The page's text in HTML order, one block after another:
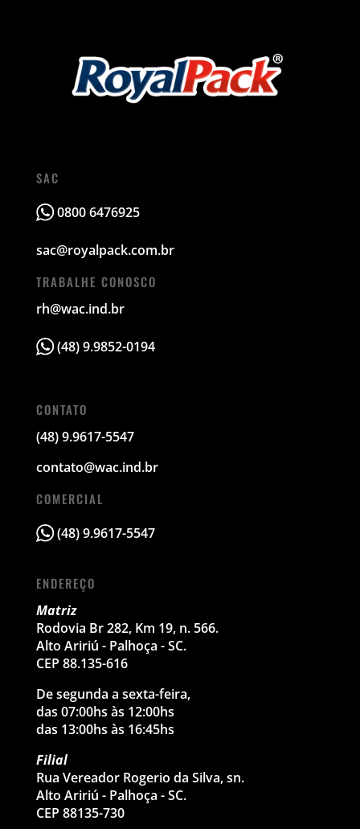
SAC
0800 6476925
sac@royalpack.com.br
TRABALHE CONOSCO
rh@wac.ind.br
(48) 9.9852-0194
CONTATO
(48) 9.9617-5547
contato@wac.ind.br
COMERCIAL
(48) 9.9617-5547
ENDEREÇO
Matriz
Rodovia Br 282, Km 19, n. 566.
Alto Aririú - Palhoça - SC.
CEP 88.135-616
De segunda a sexta-feira,
das 07:00hs às 12:00hs
das 13:00hs às 16:45hs
Filial
Rua Vereador Rogerio da Silva, sn.
Alto Aririú - Palhoça - SC.
CEP 88135-730